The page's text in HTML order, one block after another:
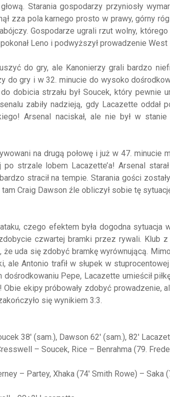
Starania gospodarzy przyniosły
zza pola karnego prosto w prawy, górny
Gospodarze ugrali rzut wolny,
Leno i podwyższył prowadzenie
do gry, ale Kanonierzy grali bardzo
do gry i w 32. minucie do wysoko
dobicia strzału był Soucek, który pewnie
zabiły nadzieją, gdy Lacazette oddał
Arsenal naciskał, ale nie był w
na drugą połowę i już w 47. minucie
strzale lobem Lacazette’a! Arsenal
stracił na tempie. Starania gości
Craig Dawson źle obliczył sobie tę
czego efektem była dogodna sytuacja
czwartej bramki przez rywali. Klub z
uda się zdobyć bramkę wyrównującą.
ale Antonio trafił w słupek w
Pepe, Lacazette umieścił
ekipy próbowały zdobyć prowadzenie,
się wynikiem 3:3.
38' (sam.), Dawson 62' (sam.), 82'
– Soucek, Rice – Benrahma (79.
– Partey, Xhaka (74' Smith Rowe) – Saka